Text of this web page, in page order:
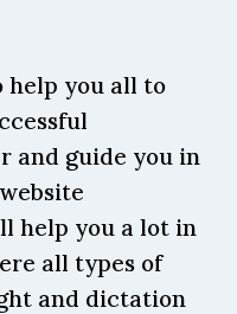
help you all to
and guide you in
help you a lot in
all types of
and dictation